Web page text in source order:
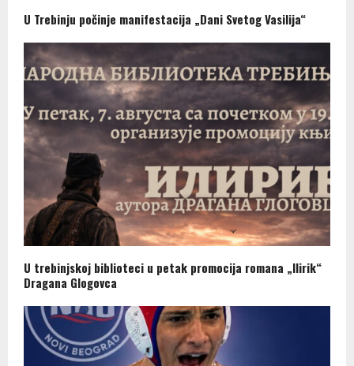
U Trebinju počinje manifestacija „Dani Svetog Vasilija“
U trebinjskoj biblioteci u petak promocija romana „Ilirik“
Dragana Glogovca